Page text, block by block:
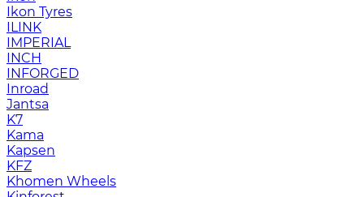
Ikon Tyres
ILINK
IMPERIAL
INCH
INFORGED
Inroad
Jantsa
K7
Kama
Kapsen
KFZ
Khomen Wheels